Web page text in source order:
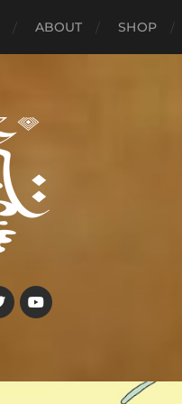
ABOUT SHOP